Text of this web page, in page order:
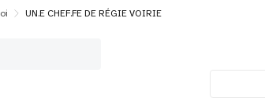
UN.E CHEF.FE DE RÉGIE VOIRIE